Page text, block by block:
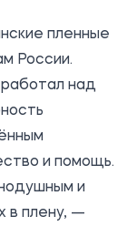
пленные
России.
над
и помощь.
и
в плену, —